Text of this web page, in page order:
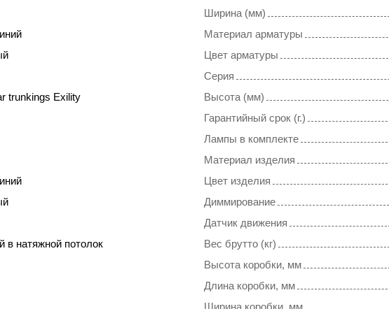
trunkings Exility
в натяжной потолок
Ширина (мм)
Материал арматуры
Цвет арматуры
Серия
Высота (мм)
Гарантийный срок (г.)
Лампы в комплекте
Материал изделия
Цвет изделия
Диммирование
Датчик движения
Вес брутто (кг)
Высота коробки, мм
Длина коробки, мм